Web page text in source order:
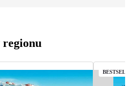
regionu